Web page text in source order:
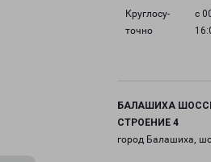
Круглосу­
точно
с
БАЛАШИХА
СТРОЕНИЕ 4
город Балашиха,